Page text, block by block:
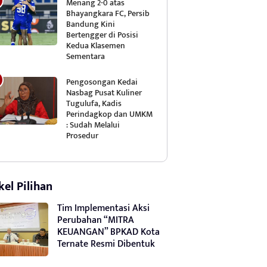
Bhayangkara FC, Persib
Bandung Kini
Bertengger di Posisi
Kedua Klasemen
Sementara
Pengosongan Kedai
Nasbag Pusat Kuliner
Tugulufa, Kadis
Perindagkop dan UMKM
: Sudah Melalui
Prosedur
Pilihan
Tim Implementasi Aksi
Perubahan “MITRA
KEUANGAN” BPKAD Kota
Ternate Resmi Dibentuk